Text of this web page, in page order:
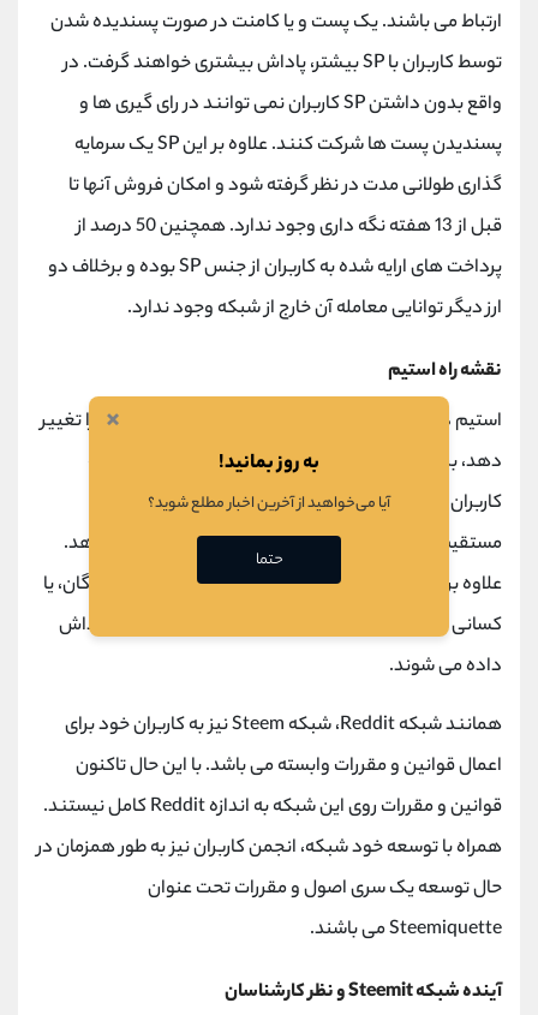
ارتباط می باشند. یک پست و یا کامنت در صورت پسندیده شدن
توسط کاربران با SP بیشتر، پاداش بیشتری خواهند گرفت. در
واقع بدون داشتن SP کاربران نمی توانند در رای گیری ها و
پسندیدن پست ها شرکت کنند. علاوه بر این SP یک سرمایه
گذاری طولانی مدت در نظر گرفته شود و امکان فروش آنها تا
قبل از 13 هفته نگه داری وجود ندارد. همچنین 50 درصد از
پرداخت های ارایه شده به کاربران از جنس SP بوده و برخلاف دو
ارز دیگر توانایی معامله آن خارج از شبکه وجود ندارد.
نقشه راه استیم
استیم در تلاش است تا نحوه کارکرد شبکه های اجتماعی را تغییر
دهد، بر خلاف شبکه های اجتماعی مانند فیس بوک که به
کاربران خود هیچ پاداشی نمی دهد، شبکه استیم به طور
مستقیم به کاربران خود با سکه های استیم پاداش می دهد.
علاوه بر نویسندگان و تولید کنندگان محتوا، ارزیابی کنندگان، یا
کسانی که برای پست ها لایک و کامنت می نویسند، نیز پاداش
داده می شوند.
همانند شبکه Reddit، شبکه Steem نیز به کاربران خود برای
اعمال قوانین و مقررات وابسته می باشد. با این حال تاکنون
قوانین و مقررات روی این شبکه به اندازه Reddit کامل نیستند.
همراه با توسعه خود شبکه، انجمن کاربران نیز به طور همزمان در
حال توسعه یک سری اصول و مقررات تحت عنوان
Steemiquette می باشند.
آینده شبکه Steemit و نظر کارشناسان
×
به روز بمانید!
آیا می‌خواهید از آخرین اخبار مطلع شوید؟
حتما